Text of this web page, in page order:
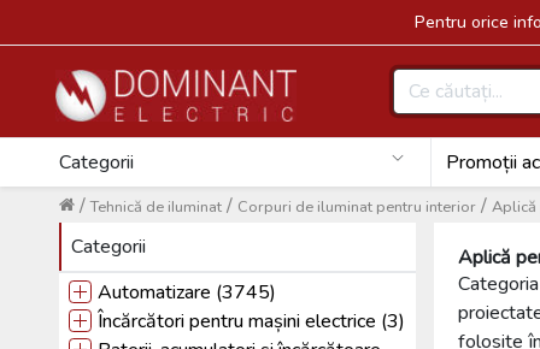
Pentru orice
Categorii Promoții
Aplică
/
Corpuri de iluminat pentru interior
/
Tehnică de iIuminat
/
Categorii
Automatizare (3745)
Încărcători pentru mașini electrice (3)
Aplică
folosite